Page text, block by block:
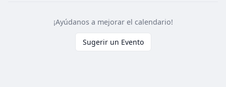
¡Ayúdanos a mejorar el calendario!
Sugerir un Evento